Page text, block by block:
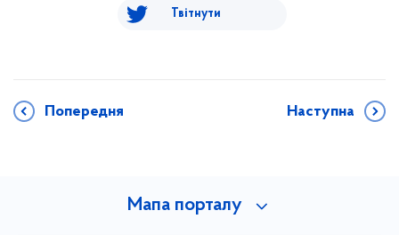
Твітнути
Попередня Наступна
Мапа порталу